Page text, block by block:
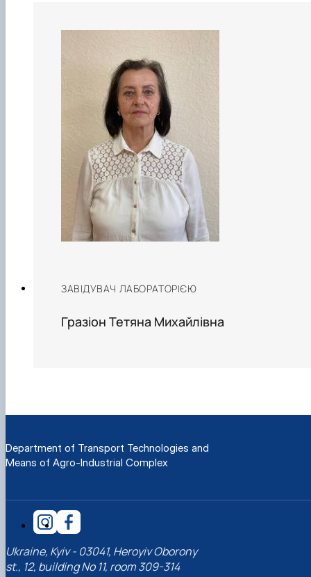
ЗАВІДУВАЧ ЛАБОРАТОРІЄЮ
Гразіон Тетяна Михайлівна
Department of Transport Technologies and
Means of Agro-Industrial Complex
Ukraine, Kyiv - 03041, Heroyiv Oborony
st., 12, building No 11, room 309-314